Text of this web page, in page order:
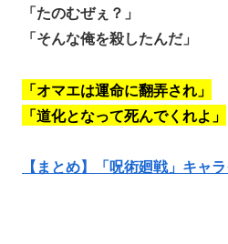
「たのむぜぇ？」
「そんな俺を殺したんだ」
「オマエは運命に翻弄され」
「道化となって死んでくれよ」
【まとめ】「呪術廻戦」キャ